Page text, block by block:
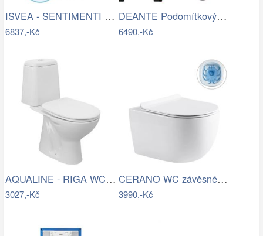
ISVEA - SENTIMENTI CLEANWASH závěsná WC…
6837,-Kč
DEANTE Podomítkový rám, pro závěsné WC…
6490,-Kč
AQUALINE - RIGA WC kombi, dvojtlačítko…
3027,-Kč
CERANO WC závěsné Felci, Rimless + Slim…
3990,-Kč